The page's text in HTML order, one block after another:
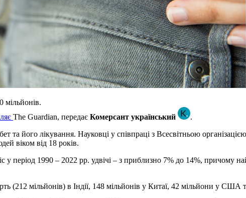
мільйонів.
The Guardian, передає Комерсант український
.
його лікування. Науковці у співпраці з Всесвітньою
віком від 18 років.
у період 1990 – 2022 рр. удвічі – з приблизно 7% до 14%, причому
(212 мільйонів) в Індії, 148 мільйонів у Китаї, 42 мільйони у США